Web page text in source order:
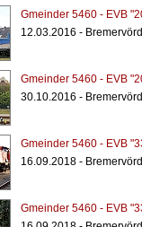
Gmeinder 5460 - EVB
12.03.2016 -
Gmeinder 5460 - EVB
30.10.2016 -
Gmeinder 5460 - EVB
16.09.2018 -
Gmeinder 5460 - EVB